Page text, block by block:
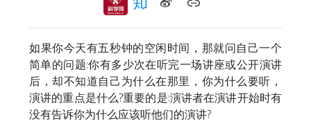
如果你今天有五秒钟的空闲时间，那就问自己一个
简单的问题:你有多少次在听完一场讲座或公开演讲
后，却不知道自己为什么在那里，你为什么要听，
演讲的重点是什么?重要的是:演讲者在演讲开始时有
没有告诉你为什么应该听他们的演讲?